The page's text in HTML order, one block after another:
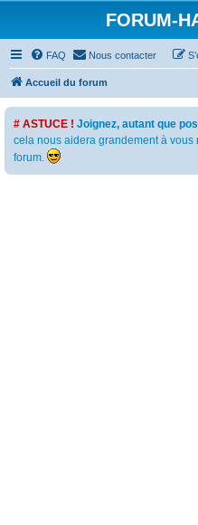
FORUM-
FAQ Nous contacter
Accueil du forum
# ASTUCE ! Joignez, autant que
cela nous aidera grandement à
forum.